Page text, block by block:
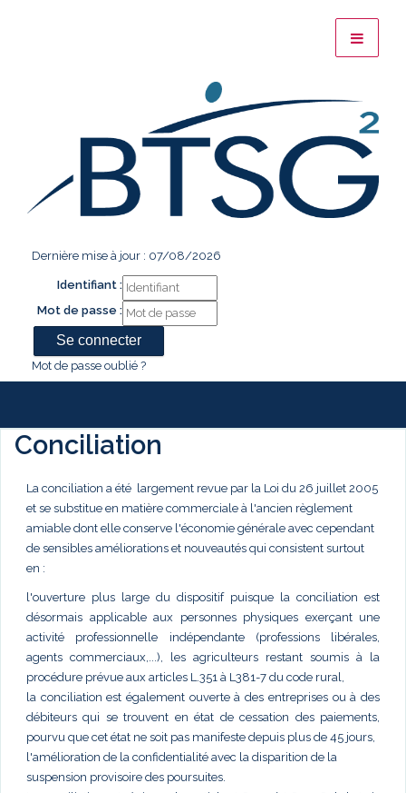
Dernière mise à jour : 07/08/2026
Identifiant :
Mot de passe :
Mot de passe oublié ?
Conciliation
La conciliation a été largement revue par la Loi du 26 juillet 2005
et se substitue en matière commerciale à l'ancien règlement
amiable dont elle conserve l'économie générale avec cependant
de sensibles améliorations et nouveautés qui consistent surtout
en :
l'ouverture plus large du dispositif puisque la conciliation est
désormais applicable aux personnes physiques exerçant une
activité professionnelle indépendante (professions libérales,
agents commerciaux,...), les agriculteurs restant soumis à la
procédure prévue aux articles L.351 à L381-7 du code rural,
la conciliation est également ouverte à des entreprises ou à des
débiteurs qui se trouvent en état de cessation des paiements,
pourvu que cet état ne soit pas manifeste depuis plus de 45 jours,
l'amélioration de la confidentialité avec la disparition de la
suspension provisoire des poursuites.